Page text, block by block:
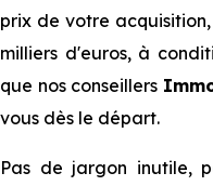
prix de votre
milliers d'euros, à
que nos conseillers
vous dès le départ.
Pas de jargon inutile,